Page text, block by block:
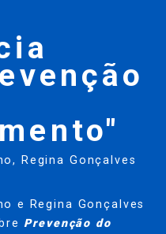
, Regina Gonçalves
e
Regina Gonçalves
Prevenção do